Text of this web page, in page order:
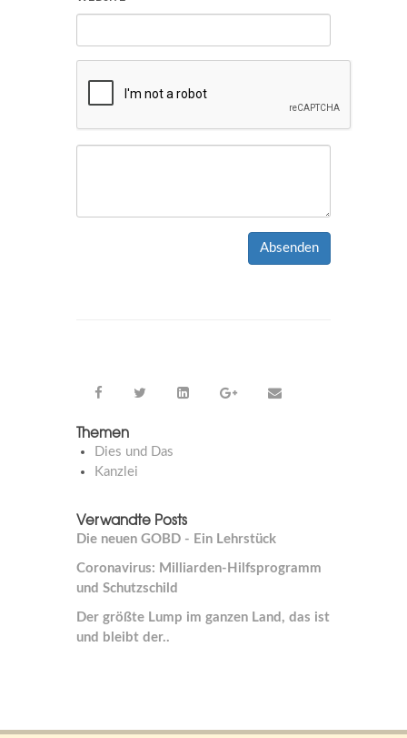
Absenden
Themen
Dies und Das
Kanzlei
Verwandte Posts
Die neuen GOBD - Ein Lehrstück
Co­ro­na­vi­rus: Mil­li­ar­den-Hilfs­pro­gramm
und Schutz­schild
Der größte Lump im ganzen Land, das ist
und bleibt der..